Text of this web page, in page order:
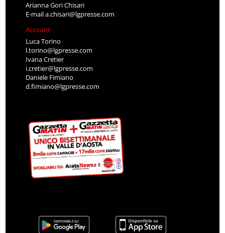
Arianna Gori Chisari
E-maila.chisari@lgpresse.com
Account
Luca Torino
l.torino@lgpresse.com
Ivana Cretier
i.cretier@lgpresse.com
Daniele Fimiano
d.fimiano@lgpresse.com